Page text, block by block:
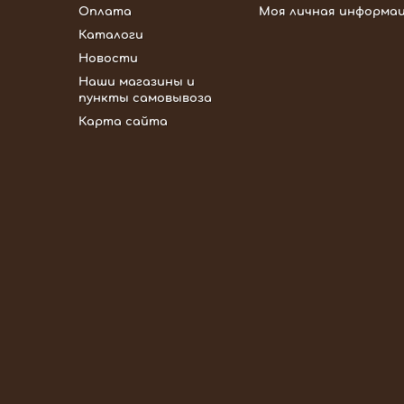
Оплата
Каталоги
Новости
Наши магазины и
пункты самовывоза
Карта сайта
Моя личная